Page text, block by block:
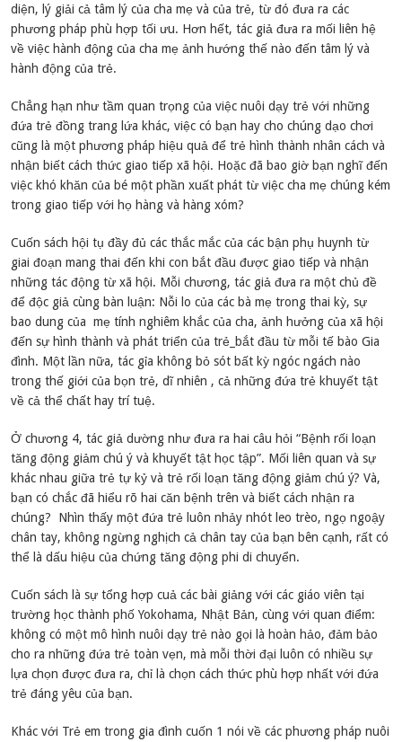
diện, lý giải cả tâm lý của cha mẹ và của trẻ, từ đó đưa ra các
phương pháp phù hợp tối ưu. Hơn hết, tác giả đưa ra mối liên hệ
về việc hành động của cha mẹ ảnh hướng thế nào đến tâm lý và
hành động của trẻ.
Chẳng hạn như tầm quan trọng của việc nuôi dạy trẻ với những
đứa trẻ đồng trang lứa khác, việc có bạn hay cho chúng dạo chơi
cũng là một phương pháp hiệu quả để trẻ hình thành nhân cách và
nhận biết cách thức giao tiếp xã hội. Hoặc đã bao giờ bạn nghĩ đến
việc khó khăn của bé một phần xuất phát từ việc cha mẹ chúng kém
trong giao tiếp với họ hàng và hàng xóm?
Cuốn sách hội tụ đầy đủ các thắc mắc của các bận phụ huynh từ
giai đoạn mang thai đến khi con bắt đầu được giao tiếp và nhận
những tác động từ xã hội. Mỗi chương, tác giả đưa ra một chủ đề
để độc giả cùng bàn luận: Nỗi lo của các bà mẹ trong thai kỳ, sự
bao dung của mẹ tính nghiêm khắc của cha, ảnh hưởng của xã hội
đến sự hình thành và phát triển của trẻ_bắt đầu từ mỗi tế bào Gia
đình. Một lần nữa, tác gỉa không bỏ sót bất kỳ ngóc ngách nào
trong thế giới của bọn trẻ, dĩ nhiên , cả những đứa trẻ khuyết tật
về cả thể chất hay trí tuệ.
Ở chương 4, tác giả dường như đưa ra hai câu hỏi “Bệnh rối loạn
tăng động giảm chú ý và khuyết tật học tập”. Mối liên quan và sự
khác nhau giữa trẻ tự kỷ và trẻ rối loạn tăng động giảm chú ý? Và,
bạn có chắc đã hiểu rõ hai căn bệnh trên và biết cách nhận ra
chúng? Nhìn thấy một đứa trẻ luôn nhảy nhót leo trèo, ngọ ngoậy
chân tay, không ngừng nghịch cả chân tay của bạn bên cạnh, rất có
thể là dấu hiệu của chứng tăng động phi di chuyển.
Cuốn sách là sự tổng hợp cuả các bài giảng với các giáo viên tại
trường học thành phố Yokohama, Nhật Bản, cùng với quan điểm:
không có một mô hình nuôi dạy trẻ nào gọi là hoàn hảo, đảm bảo
cho ra những đứa trẻ toàn vẹn, mà mỗi thời đại luôn có nhiều sự
lựa chọn được đưa ra, chỉ là chọn cách thức phù hợp nhất với đứa
trẻ đáng yêu của bạn.
Khác với Trẻ em trong gia đình cuốn 1 nói về các phương pháp nuôi